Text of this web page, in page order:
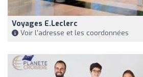
Voyages E.Leclerc
Voir l'adresse et les coordonnées